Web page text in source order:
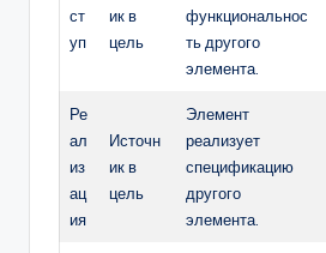
ст
уп
ик в
цель
функциональнос
ть другого
элемента.
Ре
ал
из
ац
ия
Источн
ик в
цель
Элемент
реализует
спецификацию
другого
элемента.